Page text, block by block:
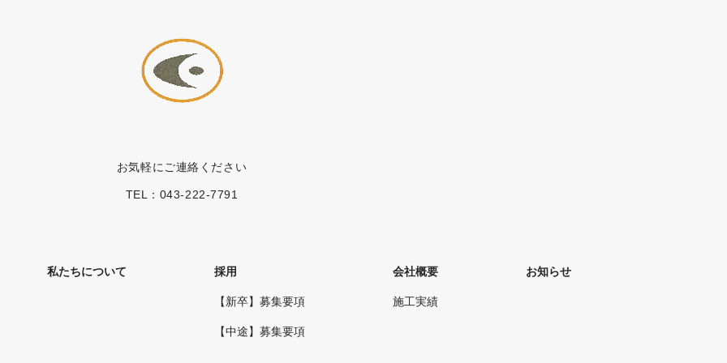
お気軽にご連絡ください
TEL： 043-222-7791
私たちについて 採用
【新卒】募集要項
【中途】募集要項
会社概要
施工実績
お知らせ